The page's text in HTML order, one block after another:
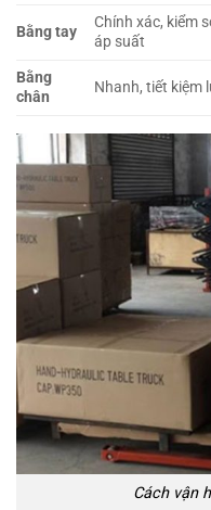
Bằng tay
Chính xác, kiểm
áp suất
Bằng
chân
Nhanh, tiết kiệm
Cách vận